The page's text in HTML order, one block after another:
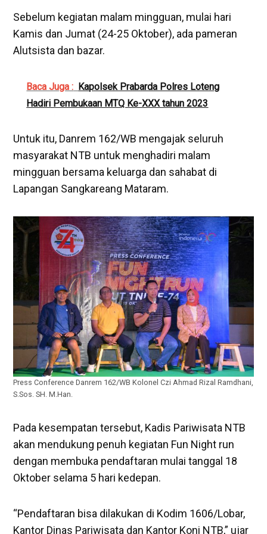
Sebelum kegiatan malam mingguan, mulai hari
Kamis dan Jumat (24-25 Oktober), ada pameran
Alutsista dan bazar.
Baca Juga : Kapolsek Prabarda Polres Loteng
Hadiri Pembukaan MTQ Ke-XXX tahun 2023
Untuk itu, Danrem 162/WB mengajak seluruh
masyarakat NTB untuk menghadiri malam
mingguan bersama keluarga dan sahabat di
Lapangan Sangkareang Mataram.
Press Conference Danrem 162/WB Kolonel Czi Ahmad Rizal Ramdhani,
S.Sos. SH. M.Han.
Pada kesempatan tersebut, Kadis Pariwisata NTB
akan mendukung penuh kegiatan Fun Night run
dengan membuka pendaftaran mulai tanggal 18
Oktober selama 5 hari kedepan.
“Pendaftaran bisa dilakukan di Kodim 1606/Lobar,
Kantor Dinas Pariwisata dan Kantor Koni NTB,” ujar